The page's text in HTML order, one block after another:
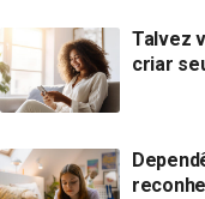
Talvez
criar